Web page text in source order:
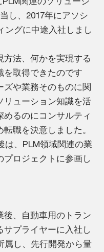
し、2017年にアソシ
ングに中途入社しまし
法、何かを実現する
を取得できたのです
ズや業務そのものに関
リューション知識を活
るのにコンサルティ
職を決意しました。
は、PLM領域関連の業
ロジェクトに参画し
後、自動車用のトラン
サプライヤーに入社し
属し、先行開発から量